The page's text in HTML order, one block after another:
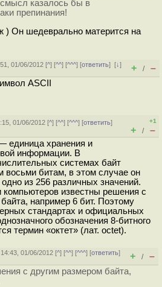
казалось бы в
препинания!
) Он шедеврально матерится на
01/06/2012 [^] [^^] [^^^] [ответить][↓]
+ / –
ASCII
01/06/2012 [^] [^^] [^^^] [ответить]
+1
+ / –
единица хранения и
информации. В
системах байт
восьми битам, в этом случае он
из 256 различных значений.
компьютеров известны решения с
например 6 бит. Поэтому
стандартах и официальных
обозначения 8-битного
термин «октет» (лат. octet).
01/06/2012 [^] [^^] [^^^] [ответить]
+ / –
с другим размером байта,